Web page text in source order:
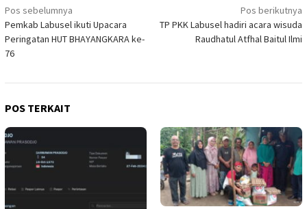
Navigasi
pos
Pos sebelumnya
Pemkab Labusel ikuti Upacara
Peringatan HUT BHAYANGKARA ke-
76
Pos berikutnya
TP PKK Labusel hadiri acara wisuda
Raudhatul Atfhal Baitul Ilmi
POS TERKAIT